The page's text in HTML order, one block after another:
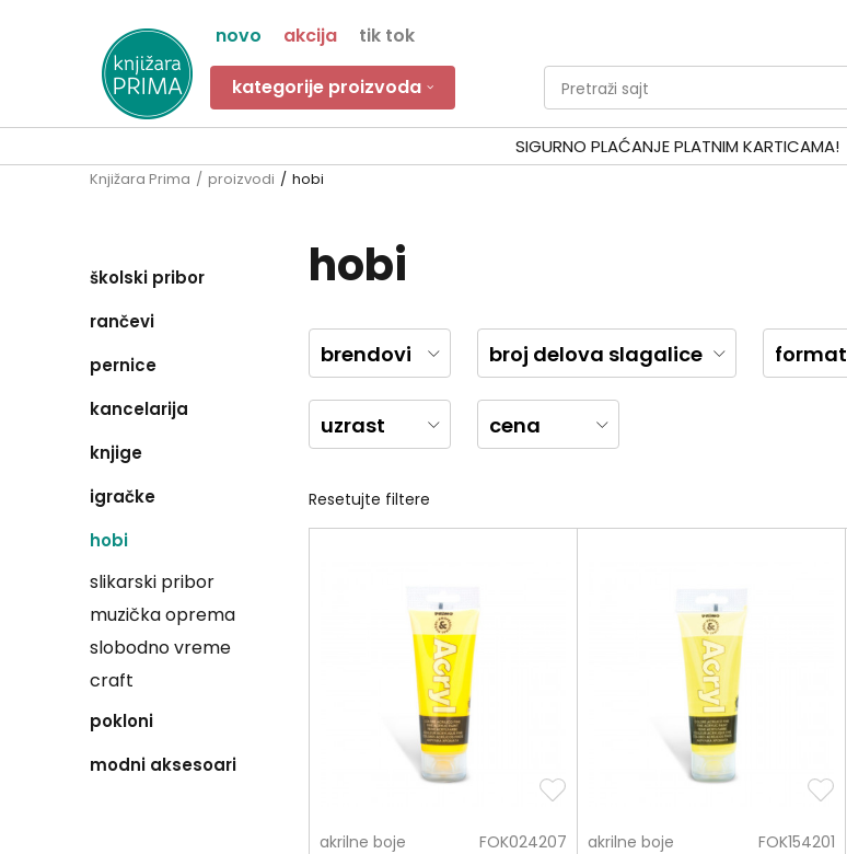
novo akcija tik tok
kategorije proizvoda Pretraži sajt
SIGURNO PLAĆANJE PLATNIM KARTICAMA!
Knjižara Prima proizvodi hobi
školski pribor
rančevi
pernice
kancelarija
knjige
igračke
hobi
slikarski pribor
muzička oprema
slobodno vreme
craft
pokloni
modni aksesoari
hobi
brendovi broj delova slagalice format
uzrast cena
Resetujte filtere
akrilne boje FOK024207 akrilne boje FOK154201